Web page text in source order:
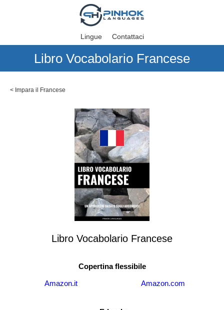
Lingue Contattaci
Libro Vocabolario Francese
< Impara il Francese
Libro Vocabolario Francese
Copertina flessibile
Amazon.it
Amazon.com